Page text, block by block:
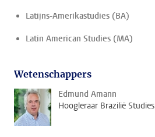
Latijns-Amerikastudies (BA)
Latin American Studies (MA)
Wetenschappers
Edmund Amann
Hoogleraar Brazilië Studies